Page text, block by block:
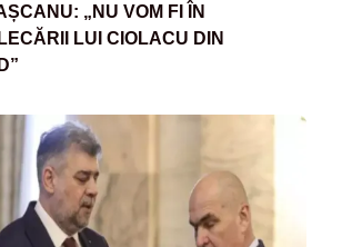
„NU VOM FI ÎN
LUI CIOLACU DIN